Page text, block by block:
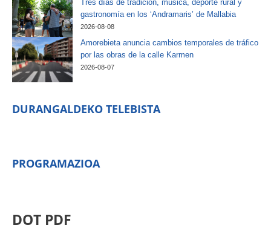
Tres días de tradición, música, deporte rural y
gastronomía en los ‘Andramaris’ de Mallabia
2026-08-08
Amorebieta anuncia cambios temporales de tráfico
por las obras de la calle Karmen
2026-08-07
DURANGALDEKO TELEBISTA
PROGRAMAZIOA
DOT PDF